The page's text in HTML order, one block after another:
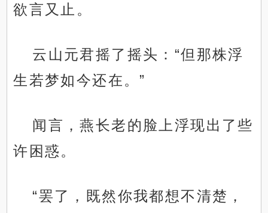
欲言又止。
云山元君摇了摇头：“但那株浮
生若梦如今还在。”
闻言，燕长老的脸上浮现出了些
许困惑。
“罢了，既然你我都想不清楚，